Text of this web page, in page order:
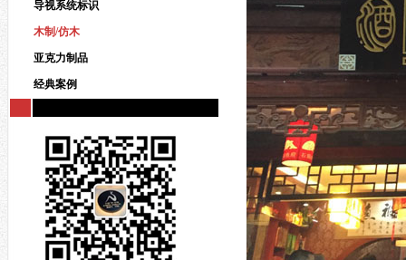
导视系统标识
木制/仿木
亚克力制品
经典案例